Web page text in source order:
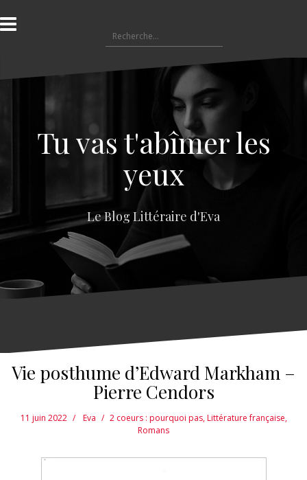
l
a
e
e
Tu vas t'abîmer les
yeux
Le Blog Littéraire d'Eva
Vie posthume d’Edward Markham –
Pierre Cendors
11 juin 2022 Eva 2 coeurs : pourquoi pas,Littérature française,
Romans